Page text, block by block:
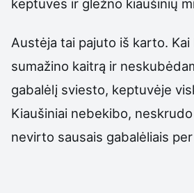
keptuvės ir gležno kiaušinių
Austėja tai pajuto iš karto.
sumažino kaitrą ir
gabalėlį sviesto, keptuvėje
Kiaušiniai nebekibo,
nevirto sausais gabalėliais